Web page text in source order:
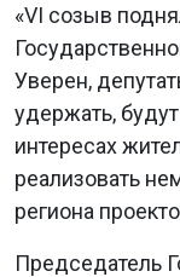
«VI созыв
Уверен,
удержать,
интересах
реализовать
региона
Председатель